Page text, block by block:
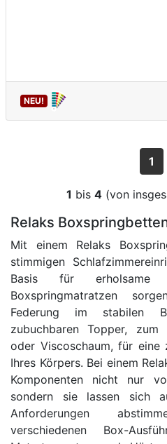
NEU!
1
1 bis 4 (von
Relaks
Mit einem Relaks
stimmigen
Basis für erholsame
Boxspringmatratzen
Federung im stabilen
zubuchbaren Topper,
oder Viscoschaum, für eine
Ihres Körpers. Bei einem
Komponenten nicht nur
sondern sie lassen sich
Anforderungen
verschiedenen Box-